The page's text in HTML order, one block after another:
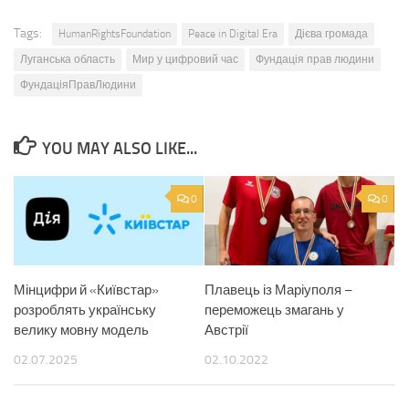
Tags: HumanRightsFoundation Peace in Digital Era
Дієва громада
Луганська область
Мир у цифровий час
Фундація прав людини
ФундаціяПравЛюдини
YOU MAY ALSO LIKE...
0
Мінцифри й «Київстар»
розроблять українську
велику мовну модель
02.07.2025
0
Плавець із Маріуполя –
переможець змагань у
Австрії
02.10.2022